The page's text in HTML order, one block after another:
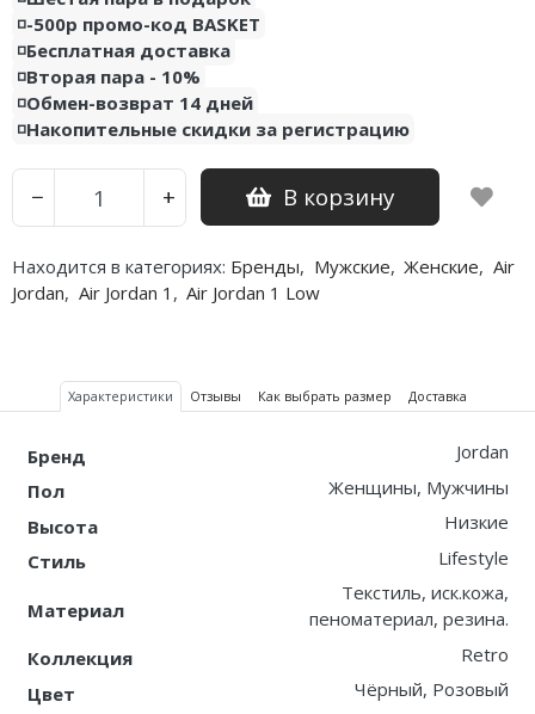
◽️-500р промо-код BASKET
◽️Бесплатная доставка
◽️Вторая пара - 10%
◽️Обмен-возврат 14 дней
◽️Накопительные скидки за регистрацию
− + В корзину
Находится в категориях: Бренды, Мужские, Женские, Air
Jordan, Air Jordan 1 , Air Jordan 1 Low
Характеристики Отзывы Как выбрать размер Доставка
Бренд
Jordan
Пол
Женщины, Мужчины
Высота
Низкие
Стиль
Lifestyle
Материал
Текстиль, иск.кожа,
пеноматериал, резина.
Коллекция
Retro
Цвет
Чёрный, Розовый
Nike PG
Nike Kobe
Nike Uptempo
Nike Foamposite